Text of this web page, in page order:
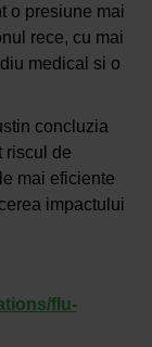
o presiune mai
rece, cu mai
medical si o
concluzia
riscul de
mai eficiente
impactului
flu-